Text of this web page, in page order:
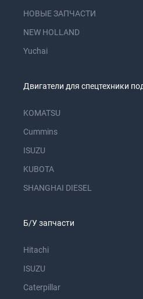
НОВЫЕ ЗАПЧАСТИ
NEW HOLLAND
Yuchai
Двигатели для спецтехники
KOMATSU
Cummins
ISUZU
KUBOTA
SHANGHAI DIESEL
Б/У запчасти
Hitachi
ISUZU
Caterpillar